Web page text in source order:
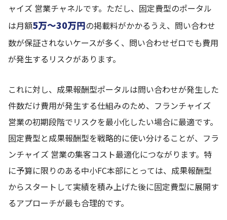
ャイズ 営業チャネルです。ただし、固定費型のポータル
は月額5万〜30万円の掲載料がかかるうえ、問い合わせ
数が保証されないケースが多く、問い合わせゼロでも費用
が発生するリスクがあります。
これに対し、成果報酬型ポータルは問い合わせが発生した
件数だけ費用が発生する仕組みのため、フランチャイズ
営業の初期段階でリスクを最小化したい場合に最適です。
固定費型と成果報酬型を戦略的に使い分けることが、フラ
ンチャイズ 営業の集客コスト最適化につながります。特
に予算に限りのある中小FC本部にとっては、成果報酬型
からスタートして実績を積み上げた後に固定費型に展開す
るアプローチが最も合理的です。